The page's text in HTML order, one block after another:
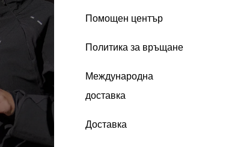
Помощен център
Политика за връщане
Международна
доставка
Доставка